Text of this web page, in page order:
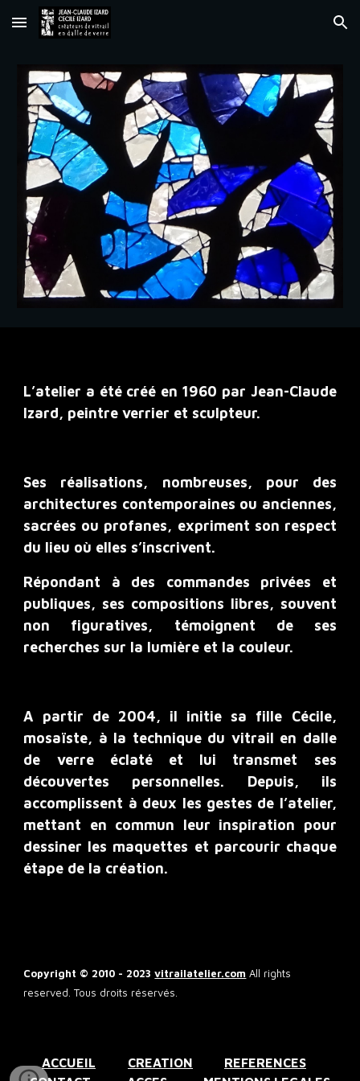
Skip to main content Skip to navigation
L’atelier a été créé en 1960 par Jean-Claude
Izard, peintre verrier et sculpteur.
Ses réalisations, nombreuses, pour des
architectures contemporaines ou anciennes,
sacrées ou profanes, expriment son respect
du lieu où elles s’inscrivent.
Répondant à des commandes privées et
publiques, ses compositions libres, souvent
non figuratives, témoignent de ses
recherches sur la lumière et la couleur.
A partir de 2004, il initie sa fille Cécile,
mosaïste, à la technique du vitrail en dalle
de verre éclaté et lui transmet ses
découvertes personnelles. Depuis, ils
accomplissent à deux les gestes de l’atelier,
mettant en commun leur inspiration pour
dessiner les maquettes et parcourir chaque
étape de la création.
Copyright © 2010 - 2023 vitrailatelier.com All rights
reserved. Tous droits réservés.
ACCUEIL CREATION
REFERENCES